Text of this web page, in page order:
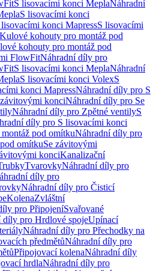
S lisovacími konci MeplaNáhradní
S lisovacími konci
konci MapressS lisovacími
Kulové kohouty pro montáž pod
kohouty pro montáž pod
FlowFitNáhradní díly pro
S lisovacími konci MeplaNáhradní
S lisovacími konci VolexS
konci MapressNáhradní díly pro S
konciNáhradní díly pro Se
Náhradní díly pro Zpětné ventilyS
díly pro S lisovacími konci
pod omítkuNáhradní díly pro
omítkuSe závitovými
konciKanalizační
TvarovkyNáhradní díly pro
díly pro
Náhradní díly pro Čisticí
KolenaZvláštní
pro PřipojeníSvařované
díly pro Hrdlové spojeUpínací
Náhradní díly pro Přechodky na
předmětůNáhradní díly pro
Připojovací kolenaNáhradní díly
hrdlaNáhradní díly pro